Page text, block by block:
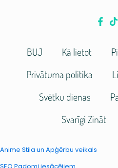
BUJ Kā lietot
Privātuma politika
Svētku dienas
Svarīgi Zināt
Anime Stila un Apģērbu veikals